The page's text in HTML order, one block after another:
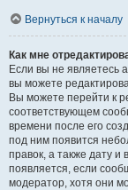
Вернуться к началу
Как мне
Если вы не являетесь
вы можете
Вы можете перейти к
соответствующем
времени после его
под ним появится
правок, а также дату и
появляется, если
модератор, хотя они